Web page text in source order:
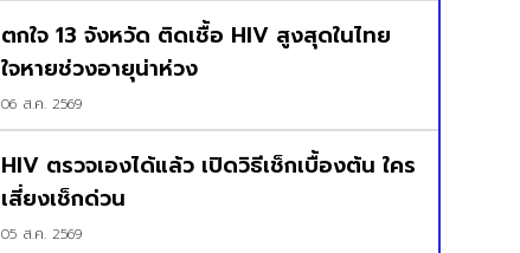
ตกใจ 13 จังหวัด ติดเชื้อ HIV สูงสุดในไทย
ใจหายช่วงอายุน่าห่วง
06 ส.ค. 2569
HIV ตรวจเองได้แล้ว เปิดวิธีเช็กเบื้องต้น ใคร
เสี่ยงเช็กด่วน
05 ส.ค. 2569